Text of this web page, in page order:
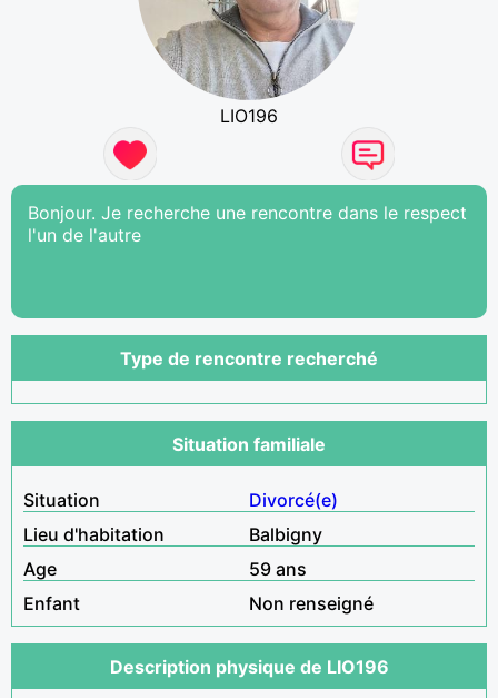
LIO196
Bonjour. Je recherche une rencontre dans le respect
l'un de l'autre
Type de rencontre recherché
Situation familiale
Situation
Divorcé(e)
Lieu d'habitation
Balbigny
Age
59 ans
Enfant
Non renseigné
Description physique de LIO196